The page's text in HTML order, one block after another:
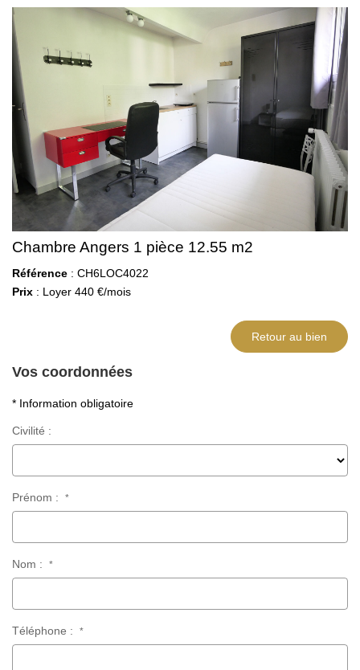
Chambre Angers 1 pièce 12.55 m2
Référence : CH6LOC4022
Prix : Loyer 440 €/mois
Retour au bien
Vos coordonnées
* Information obligatoire
Civilité :
Prénom : *
Nom : *
Téléphone : *